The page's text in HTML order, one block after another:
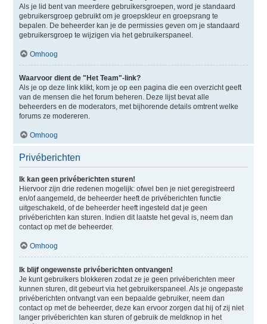
Als je lid bent van meerdere gebruikersgroepen, word je standaard
gebruikersgroep gebruikt om je groepskleur en groepsrang te
bepalen. De beheerder kan je de permissies geven om je standaard
gebruikersgroep te wijzigen via het gebruikerspaneel.
Omhoog
Waarvoor dient de "Het Team"-link?
Als je op deze link klikt, kom je op een pagina die een overzicht geeft
van de mensen die het forum beheren. Deze lijst bevat alle
beheerders en de moderators, met bijhorende details omtrent welke
forums ze modereren.
Omhoog
Privéberichten
Ik kan geen privéberichten sturen!
Hiervoor zijn drie redenen mogelijk: ofwel ben je niet geregistreerd
en/of aangemeld, de beheerder heeft de privéberichten functie
uitgeschakeld, of de beheerder heeft ingesteld dat je geen
privéberichten kan sturen. Indien dit laatste het geval is, neem dan
contact op met de beheerder.
Omhoog
Ik blijf ongewenste privéberichten ontvangen!
Je kunt gebruikers blokkeren zodat ze je geen privéberichten meer
kunnen sturen, dit gebeurt via het gebruikerspaneel. Als je ongepaste
privéberichten ontvangt van een bepaalde gebruiker, neem dan
contact op met de beheerder, deze kan ervoor zorgen dat hij of zij niet
langer privéberichten kan sturen of gebruik de meldknop in het